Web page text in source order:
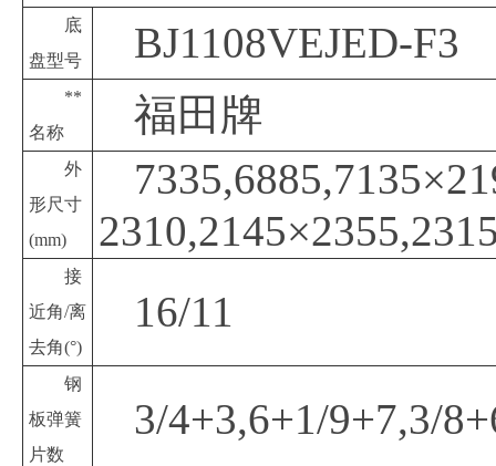
底
盘型号
BJ1108VEJED-F3
**
名称
福田牌
外
形尺寸
(mm)
接
近角/离
去角(°)
16/11
钢
板弹簧
片数
3/4+3,6+1/9+7,3/